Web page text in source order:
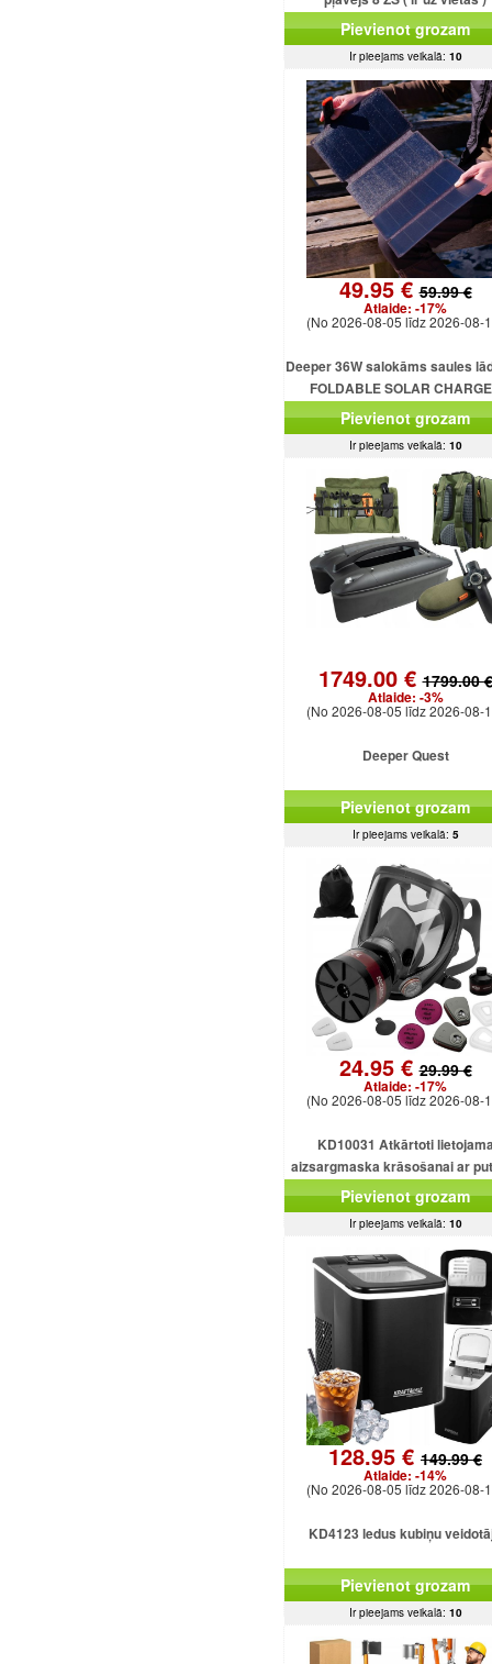
Pievienot grozam
Ir pieejams veikalā: 10
49.95 €59.99 €
Atlaide: -17%
(No 2026-08-05 līdz 2026-08-
Deeper 36W salokāms saules
FOLDABLE SOLAR
DEEPER 36W
Pievienot grozam
Ir pieejams veikalā: 10
1749.00 €1799.00 €
Atlaide: -3%
(No 2026-08-05 līdz 2026-08-
Deeper Quest
Pievienot grozam
Ir pieejams veikalā: 5
24.95 €29.99 €
Atlaide: -17%
(No 2026-08-05 līdz 2026-08-
KD10031 Atkārtoti
aizsargmaska ​​krāsošanai ar
filtru.
Pievienot grozam
Ir pieejams veikalā: 10
128.95 € 149.99 €
Atlaide: -14%
(No 2026-08-05 līdz 2026-08-
KD4123 ledus kubiņu
Pievienot grozam
Ir pieejams veikalā: 10